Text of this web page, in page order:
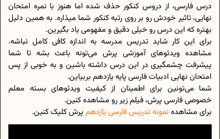
درس فارسی، از دروس کنکور حذف شده اما هنوز با نمره امتحان
نهایی، تاثیر خودش رو بر روی رتبه کنکور شما میذاره. به همین دلیل
بهتره که این درس رو خیلی دقیق و مفهومی یاد بگیرین.
برای این کار شاید تدریس مدرسه به اندازه کافی کامل نباشه.
مشاهده ویدئوهای آموزشی پرش می‌تونه باعث بشه تا شما
پیشرفت چشمگیری در این درس داشته باشین و به خوبی از پس
امتحان نهایی ادبیات فارسی پایه یازدهم بربیاین.
شما می‌تونین برای اطمینان از کیفیت ویدئو‌های بسته معلم
خصوصی فارسی پرش، فیلم زیر رو مشاهده کنین.
برای مشاهده نمونه تدریس فارسی یازدهم پرش کلیک کنین.